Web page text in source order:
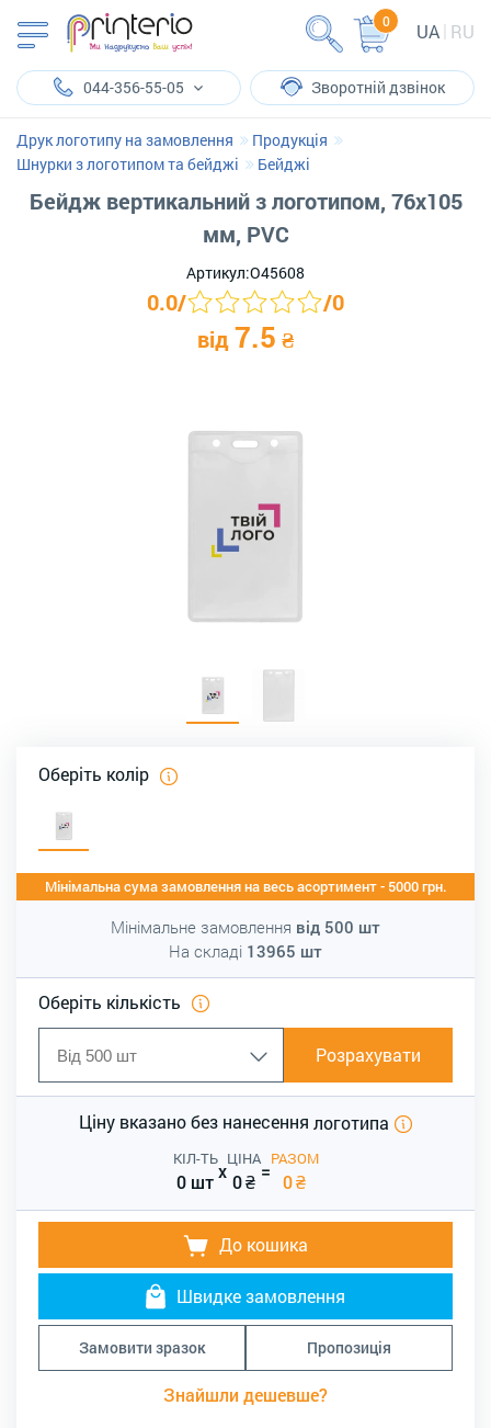
UA RU
0
044-356-55-05 Зворотній дзвінок
Друк логотипу на замовлення
Продукція
Шнурки з логотипом та бейджі
Бейджі
Бейдж вертикальний з логотипом, 76х105
мм, PVC
Артикул:O45608
0.0/ /0
від7.5 ₴
Оберіть колір
Мінімальна сума замовлення на весь асортимент - 5000 грн.
Мінімальне замовлення від 500 шт
На складі 13965 шт
Оберіть кількість
Розрахувати
Ціну вказано без нанесення логотипа
КІЛ-ТЬ
0 штx
ЦІНА
0₴ =
РАЗОМ
0₴
До кошика
Швидке замовлення
Замовити зразок Пропозиція
Знайшли дешевше?